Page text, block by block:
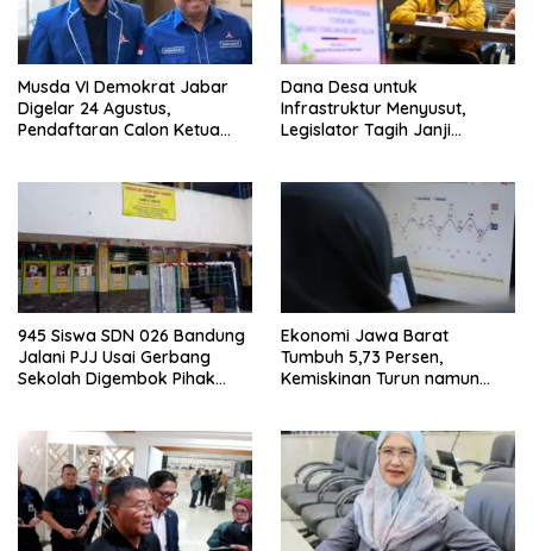
Musda VI Demokrat Jabar
Digelar 24 Agustus,
Pendaftaran Calon Ketua
Dana Desa untuk
Infrastruktur Menyusut,
Legislator Tagih Janji
945 Siswa SDN 026 Bandung
Jalani PJJ Usai Gerbang
Sekolah Digembok Pihak
Ekonomi Jawa Barat
Tumbuh 5,73 Persen,
Kemiskinan Turun namun